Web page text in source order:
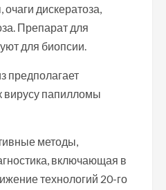
дискератоза,
Препарат для
для биопсии.
предполагает
вирусу папилломы
методы,
включающая в
технологий 20-го